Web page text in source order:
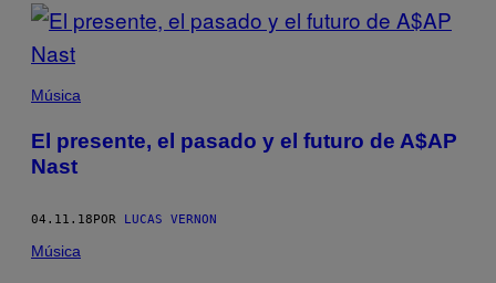
Música
El presente, el pasado y el futuro de A$AP
Nast
04.11.18POR LUCAS VERNON
Música